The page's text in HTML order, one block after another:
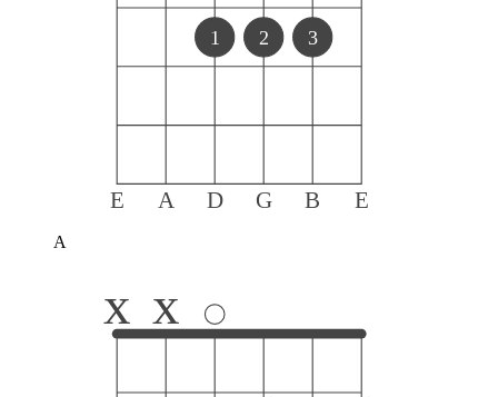
E A D G B E
1 2 3
A
x x